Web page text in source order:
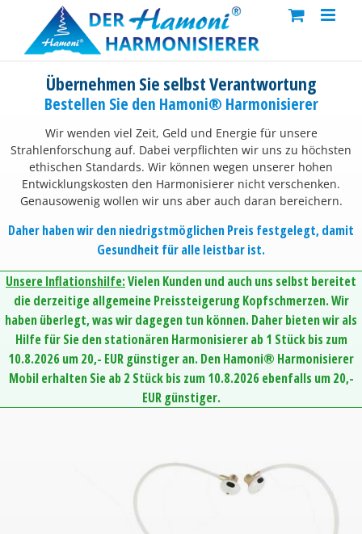
content
Übernehmen Sie selbst Verantwortung
Bestellen Sie den Hamoni® Harmonisierer
Wir wenden viel Zeit, Geld und Energie für unsere
Strahlenforschung auf. Dabei verpflichten wir uns zu höchsten
ethischen Standards. Wir können wegen unserer hohen
Entwicklungskosten den Harmonisierer nicht verschenken.
Genausowenig wollen wir uns aber auch daran bereichern.
Daher haben wir den niedrigstmöglichen Preis festgelegt, damit
Gesundheit für alle leistbar ist.
Unsere Inflationshilfe:Vielen Kunden und auch uns selbst bereitet
die derzeitige allgemeine Preissteigerung Kopfschmerzen. Wir
haben überlegt, was wir dagegen tun können. Daher bieten wir als
Hilfe für Sie den stationären Harmonisierer ab 1 Stück bis zum
10.8.2026 um 20,- EUR günstiger an. Den Hamoni® Harmonisierer
Mobil erhalten Sie ab 2 Stück bis zum 10.8.2026 ebenfalls um 20,-
EUR günstiger.